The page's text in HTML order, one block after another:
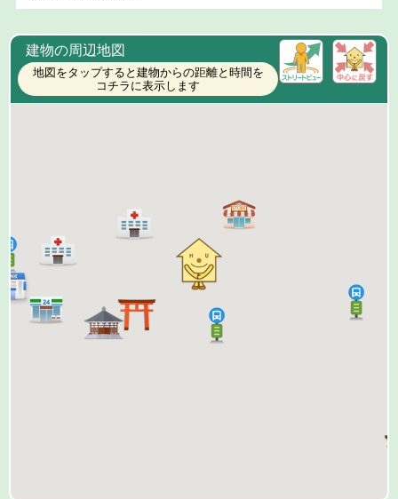
建物の周辺地図
地図をタップすると建物からの距離と時間を
コチラに表示します